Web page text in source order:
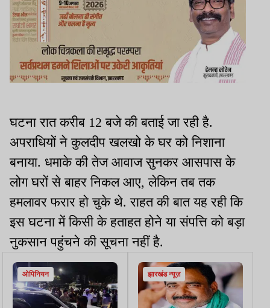
घटना रात करीब 12 बजे की बताई जा रही है.
अपराधियों ने कुलदीप खलखो के घर को निशाना
बनाया. धमाके की तेज आवाज सुनकर आसपास के
लोग घरों से बाहर निकल आए, लेकिन तब तक
हमलावर फरार हो चुके थे. राहत की बात यह रही कि
इस घटना में किसी के हताहत होने या संपत्ति को बड़ा
नुकसान पहुंचने की सूचना नहीं है.
ओपिनियन झारखंड न्यूज़